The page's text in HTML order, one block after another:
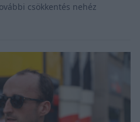
csökkentés nehéz